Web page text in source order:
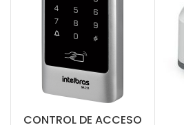
CONTROL DE ACCESO